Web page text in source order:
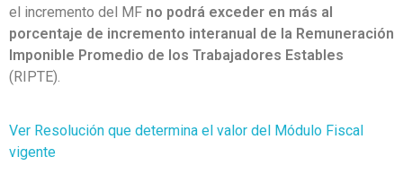
el incremento del MF no podrá exceder en más al
porcentaje de incremento interanual de la Remuneración
Imponible Promedio de los Trabajadores Estables
(RIPTE).
Ver Resolución que determina el valor del Módulo Fiscal
vigente